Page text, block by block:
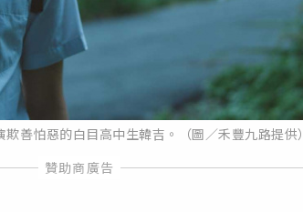
善怕惡的白目高中生韓吉。（圖／禾豐九路提供）